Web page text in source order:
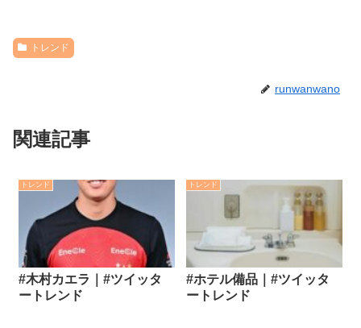
トレンド
runwanwano
関連記事
トレンド
#木村カエラ｜#ツイッタ
ートレンド
トレンド
#ホテル備品｜#ツイッタ
ートレンド